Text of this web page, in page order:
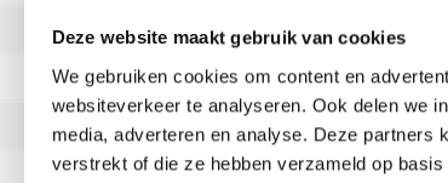
Deze website maakt gebruik van cookies
We gebruiken cookies om content en
websiteverkeer te analyseren. Ook delen we
media, adverteren en analyse. Deze partners
verstrekt of die ze hebben verzameld op